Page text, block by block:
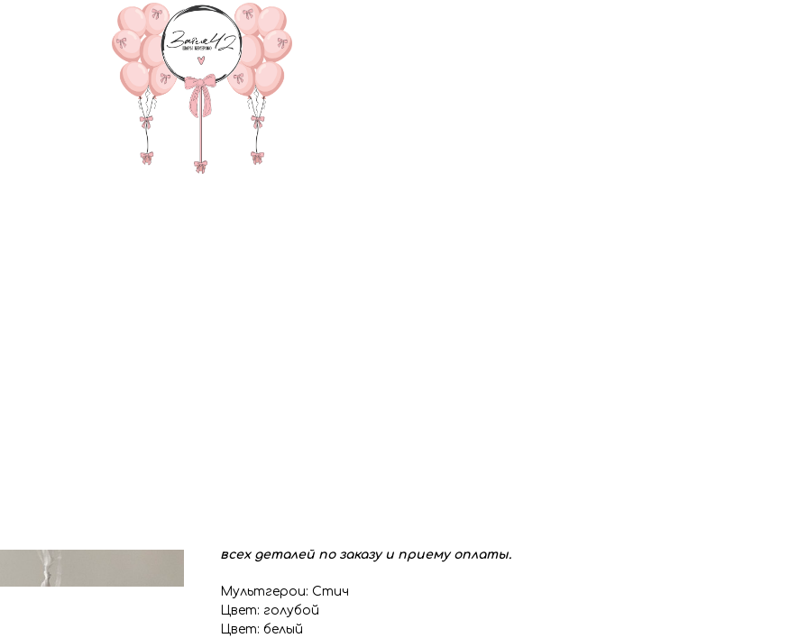
8 775 р.
В КОРЗИНУ
Фонтан из 10 шаров на ленте органза (4 двойных зеркальных шара
,Мини баблс с наполнением, 1 пастель, 3 круга фольгированых, фигура
всех деталей по заказу и приему оплаты.
Мультгерои: Стич
Цвет: голубой
Цвет: белый